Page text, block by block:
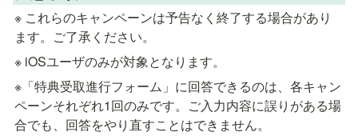
※ これらのキャンペーンは予告なく終了する場合があり
ます。ご了承ください。
※ iOSユーザのみが対象となります。
※「特典受取進行フォーム」に回答できるのは、各キャン
ペーンそれぞれ1回のみです。ご入力内容に誤りがある場
合でも、回答をやり直すことはできません。